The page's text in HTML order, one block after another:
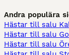
Andra populära
Hästar till salu
Hästar till salu
Hästar till salu